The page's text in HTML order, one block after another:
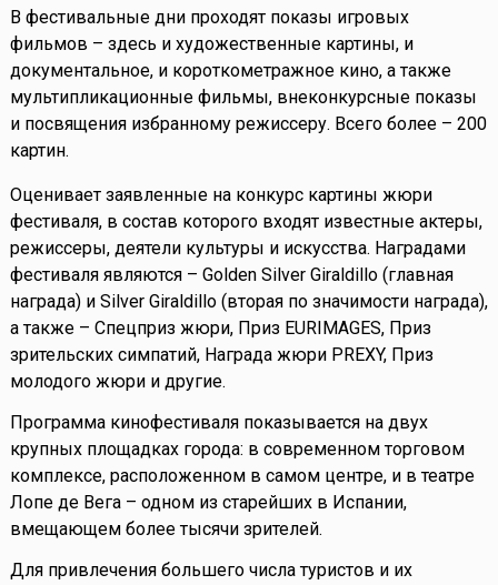
В фестивальные дни проходят показы игровых
фильмов – здесь и художественные картины, и
документальное, и короткометражное кино, а также
мультипликационные фильмы, внеконкурсные показы
и посвящения избранному режиссеру. Всего более – 200
картин.
Оценивает заявленные на конкурс картины жюри
фестиваля, в состав которого входят известные актеры,
режиссеры, деятели культуры и искусства. Наградами
фестиваля являются – Golden Silver Giraldillo (главная
награда) и Silver Giraldillo (вторая по значимости награда),
а также – Спецприз жюри, Приз EURIMAGES, Приз
зрительских симпатий, Награда жюри PREXY, Приз
молодого жюри и другие.
Программа кинофестиваля показывается на двух
крупных площадках города: в современном торговом
комплексе, расположенном в самом центре, и в театре
Лопе де Вега – одном из старейших в Испании,
вмещающем более тысячи зрителей.
Для привлечения большего числа туристов и их